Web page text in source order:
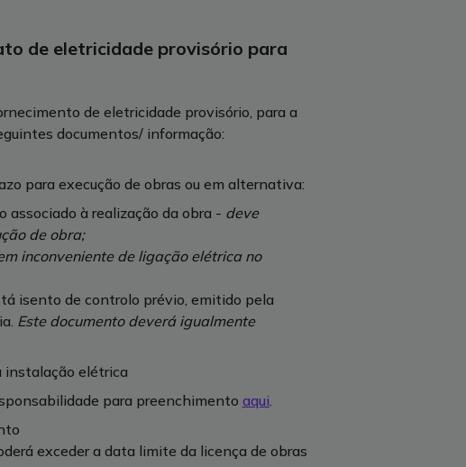
de eletricidade provisório para
de eletricidade provisório, para a
documentos/ informação:
para execução de obras ou em alternativa:
à realização da obra - deve
de obra;
inconveniente de ligação elétrica no
isento de controlo prévio, emitido pela
Este documento deverá igualmente
instalação elétrica
para preenchimento aqui.
exceder a data limite da licença de obras